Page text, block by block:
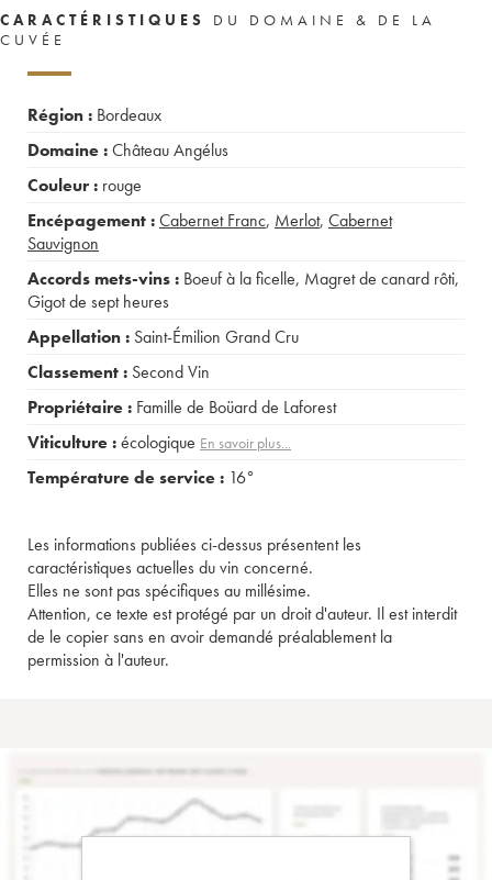
CARACTÉRISTIQUES
DU DOMAINE & DE LA
CUVÉE
Région : Bordeaux
Domaine :Château Angélus
Couleur : rouge
Encépagement :Cabernet Franc, Merlot, Cabernet
Sauvignon
Accords mets-vins : Boeuf à la ficelle, Magret de canard rôti,
Gigot de sept heures
Appellation : Saint-Émilion Grand Cru
Classement : Second Vin
Propriétaire : Famille de Boüard de Laforest
Viticulture :écologique En savoir plus...
Température de service : 16°
Les informations publiées ci-dessus présentent les
caractéristiques actuelles du vin concerné.
Elles ne sont pas spécifiques au millésime.
Attention, ce texte est protégé par un droit d'auteur. Il est interdit
de le copier sans en avoir demandé préalablement la
permission à l'auteur.